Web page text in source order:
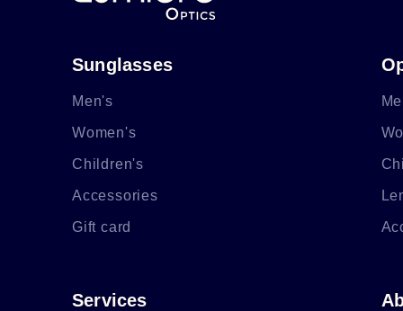
Sunglasses
Men's
Women's
Children's
Accessories
Gift card
Services